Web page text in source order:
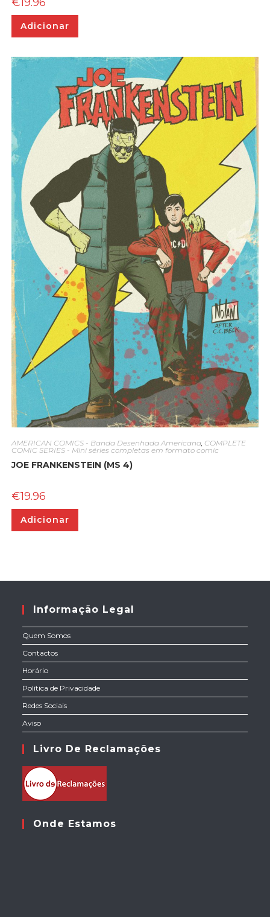
Adicionar
AMERICAN COMICS - Banda Desenhada Americana, COMPLETE
COMIC SERIES - Mini séries completas em formato comic
JOE FRANKENSTEIN (MS 4)
€19.96
Adicionar
Informação Legal
Quem Somos
Contactos
Horário
Política de Privacidade
Redes Sociais
Aviso
Livro De Reclamações
Onde Estamos